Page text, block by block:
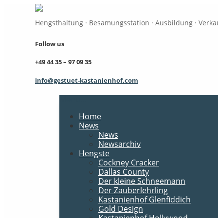
Hengsthaltung · Besamungsstation · Ausbildung ·
Follow us
+49 44 35 – 97 09 35
info@gestuet-kastanienhof.com
Home
News
News
Newsarchiv
Hengste
Cockney Cracker
Dallas County
Der kleine Schneemann
Der Zauberlehrling
Kastanienhof Glenfiddich
Gold Design